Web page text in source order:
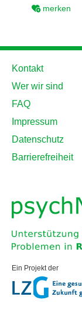
merken
Kontakt
Wer wir sind
FAQ
Impressum
Datenschutz
Barrierefreiheit
Ein Projekt der